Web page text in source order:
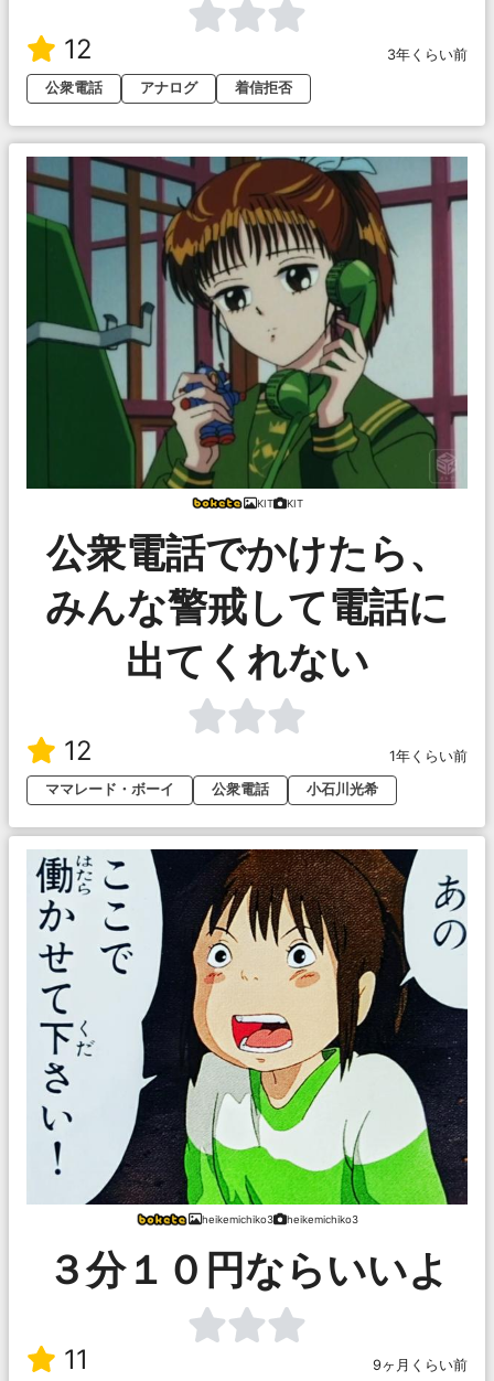
12
3年くらい前
公衆電話
アナログ 着信拒否
KIT KIT
公衆電話でかけたら、
みんな警戒して電話に
出てくれない
12
1年くらい前
ママレード・ボーイ
公衆電話 小石川光希
heikemichiko3 heikemichiko3
３分１０円ならいいよ
11
9ヶ月くらい前